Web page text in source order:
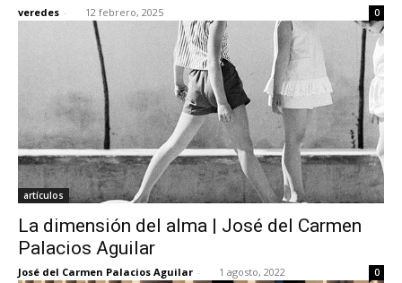
veredes - 12 febrero, 2025 0
artículos
La dimensión del alma | José del Carmen
Palacios Aguilar
José del Carmen Palacios Aguilar - 1 agosto, 2022 0